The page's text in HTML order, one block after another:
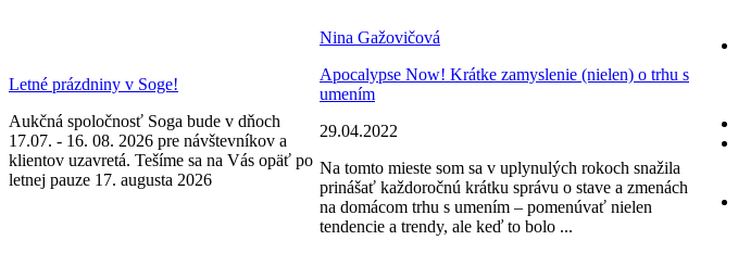
Letné prázdniny v Soge!
Aukčná spoločnosť Soga bude v dňoch
17.07. - 16. 08. 2026 pre návštevníkov a
klientov uzavretá. Tešíme sa na Vás opäť po
letnej pauze 17. augusta 2026
Nina Gažovičová
Apocalypse Now! Krátke zamyslenie (nielen) o trhu s
umením
29.04.2022
Na tomto mieste som sa v uplynulých rokoch snažila
prinášať každoročnú krátku správu o stave a zmenách
na domácom trhu s umením – pomenúvať nielen
tendencie a trendy, ale keď to bolo ...